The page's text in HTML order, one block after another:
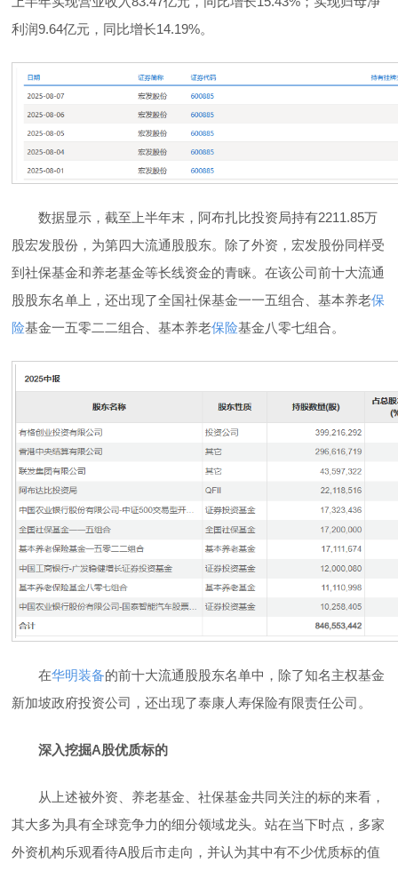
利润9.64亿元，同比增长14.19%。
数据显示，截至上半年末，阿布扎比投资局持有2211.85万
股宏发股份，为第四大流通股股东。除了外资，宏发股份同样受
到社保基金和养老基金等长线资金的青睐。在该公司前十大流通
股股东名单上，还出现了全国社保基金一一五组合、基本养老保
险基金一五零二二组合、基本养老保险基金八零七组合。
在华明装备的前十大流通股股东名单中，除了知名主权基金
新加坡政府投资公司，还出现了泰康人寿保险有限责任公司。
深入挖掘A股优质标的
从上述被外资、养老基金、社保基金共同关注的标的来看，
其大多为具有全球竞争力的细分领域龙头。站在当下时点，多家
外资机构乐观看待A股后市走向，并认为其中有不少优质标的值